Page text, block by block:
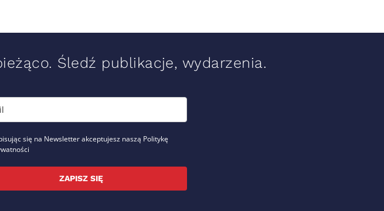
Śledź publikacje, wydarzenia.
się na Newsletter akceptujesz naszą Politykę
ZAPISZ SIĘ